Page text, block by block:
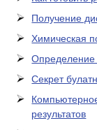
Получение
Химическая
Определение
Секрет
результатов